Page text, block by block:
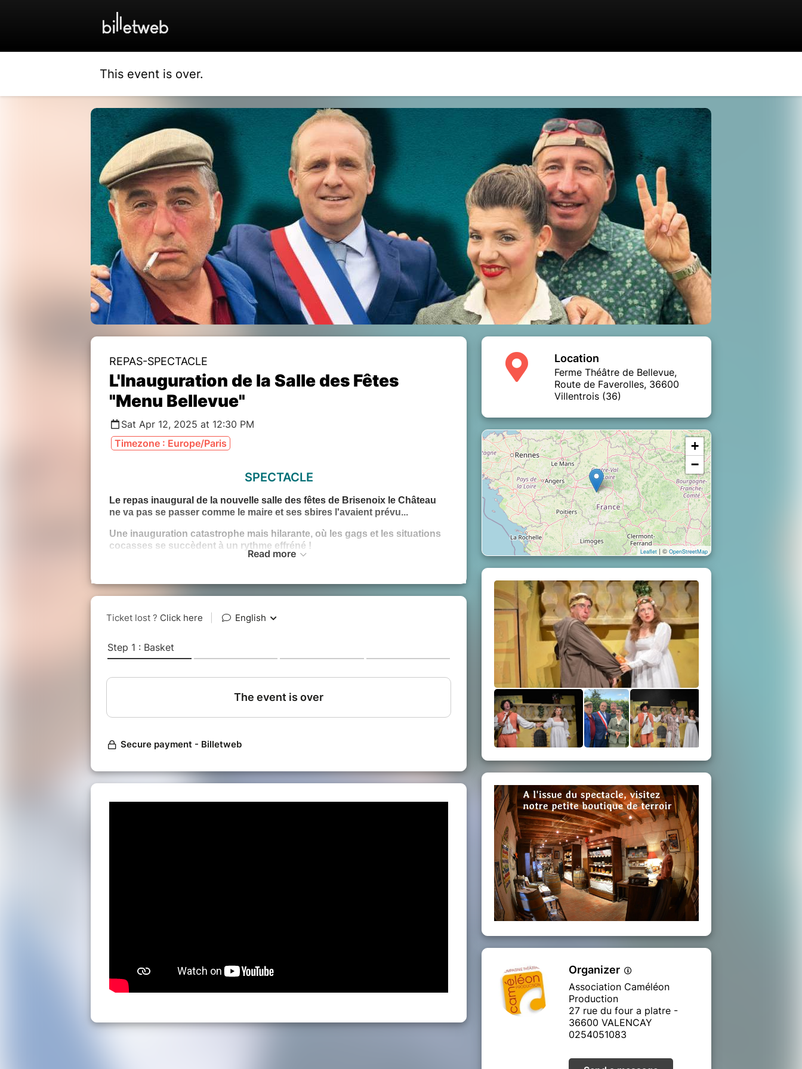
This event is over.
REPAS-SPECTACLE
L'Inauguration de la Salle des Fêtes
"Menu Bellevue"
Sat Apr 12, 2025 at 12:30 PM
Timezone : Europe/Paris
SPECTACLE
Le repas inaugural de la nouvelle salle des fêtes de Brisenoix le Château
ne va pas se passer comme le maire et ses sbires l'avaient prévu...
Une inauguration catastrophe mais hilarante, où les gags et les situations
cocasses se succèdent à un rythme effréné !
Texte de Vincent Dubois et Jean-Christian Fraiscinet
Avec Christèle Chappat, Sébastien Fraiscinet, Francis Rivière,
Jean-Christian Fraiscinet et Vincent Fraiscinet.
difficulté permanente ou temporaire à vous déplacer)
MENU "Bellevue"
merci de nous signaler toute allergie ou contrainte alimentaire)
Filet mignon de porc, sauce forestière, légumes de saison et gratin
Salade du jardin et fromages
Tarte Tatin et crème fraîche
Read more
Location
Ferme Théâtre de Bellevue,
Route de Faverolles, 36600
Villentrois (36)
+
−
Leaflet | © OpenStreetMap
Organizer
Association Caméléon
Production
27 rue du four a platre -
36600 VALENCAY
0254051083